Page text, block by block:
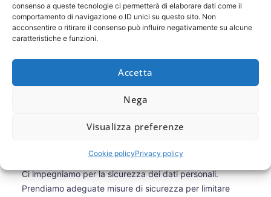
consenso a queste tecnologie ci permetterà di elaborare dati come il
comportamento di navigazione o ID unici su questo sito. Non
acconsentire o ritirare il consenso può influire negativamente su alcune
caratteristiche e funzioni.
Accetta
Nega
Visualizza preferenze
Cookie policyPrivacy policy
Se il nostro sito Web o organizzazione viene rilevato,
venduto o coinvolto in una fusione o acquisizione, i tuoi
eventuali potenziali acquirenti e saranno trasmessi ai
Abbiamo concluso un accordo di elaborazione dei dati
Ci impegniamo per la sicurezza dei dati personali.
Prendiamo adeguate misure di sicurezza per limitare